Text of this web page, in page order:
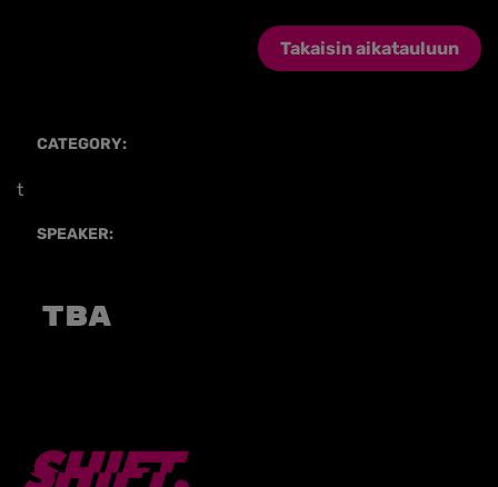
Takaisin aikatauluun
CATEGORY:
t
SPEAKER:
TBA